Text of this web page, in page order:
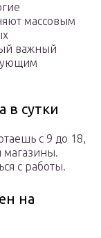
массовым
важный
в сутки
с 9 до 18,
магазины.
с работы.
на